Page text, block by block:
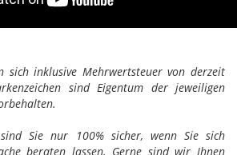
sich inklusive Mehrwertsteuer von derzeit
sind Eigentum der jeweiligen
Sie nur 100% sicher, wenn Sie sich
beraten lassen. Gerne sind wir Ihnen